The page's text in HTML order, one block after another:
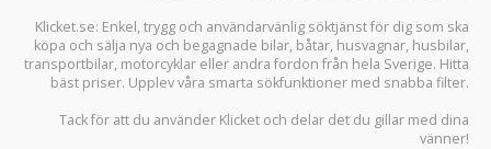
Klicket.se: Enkel, trygg och användarvänlig söktjänst för dig som ska
köpa och sälja nya och begagnade bilar, båtar, husvagnar, husbilar,
transportbilar, motorcyklar eller andra fordon från hela Sverige. Hitta
bäst priser. Upplev våra smarta sökfunktioner med snabba filter.
Tack för att du använder Klicket och delar det du gillar med dina
vänner!